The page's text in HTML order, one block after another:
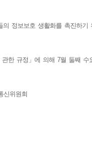
정보보호 생활화를 촉진하기
한 규정」에 의해 7월 둘째 수
신위원회